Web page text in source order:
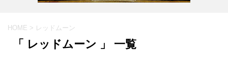
HOME > レッドムーン
「 レッドムーン 」 一覧